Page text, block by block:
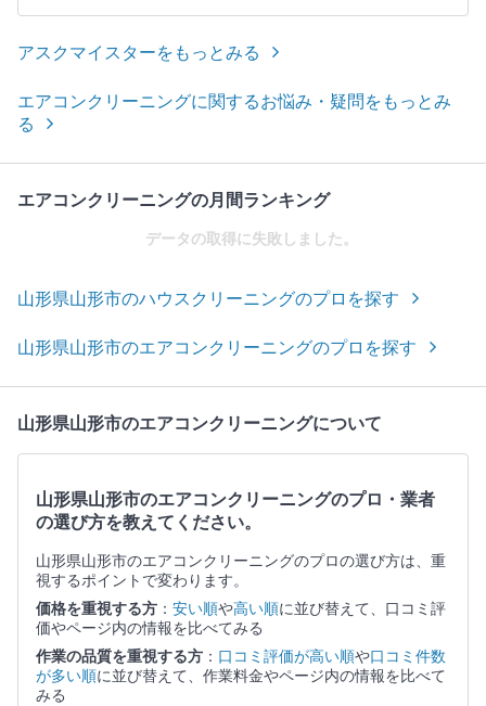
アスクマイスターをもっとみる
エアコンクリーニングに関するお悩み・疑問をもっとみ
る
エアコンクリーニングの月間ランキング
データの取得に失敗しました。
山形県山形市のハウスクリーニングのプロを探す
山形県山形市のエアコンクリーニングのプロを探す
山形県山形市のエアコンクリーニングについて
山形県山形市のエアコンクリーニングのプロ・業者
の選び方を教えてください。
山形県山形市のエアコンクリーニングのプロの選び方は、重
視するポイントで変わります。
価格を重視する方 ： 安い順や高い順に並び替えて、口コミ評
価やページ内の情報を比べてみる
作業の品質を重視する方 ： 口コミ評価が高い順や口コミ件数
が多い順に並び替えて、作業料金やページ内の情報を比べて
みる